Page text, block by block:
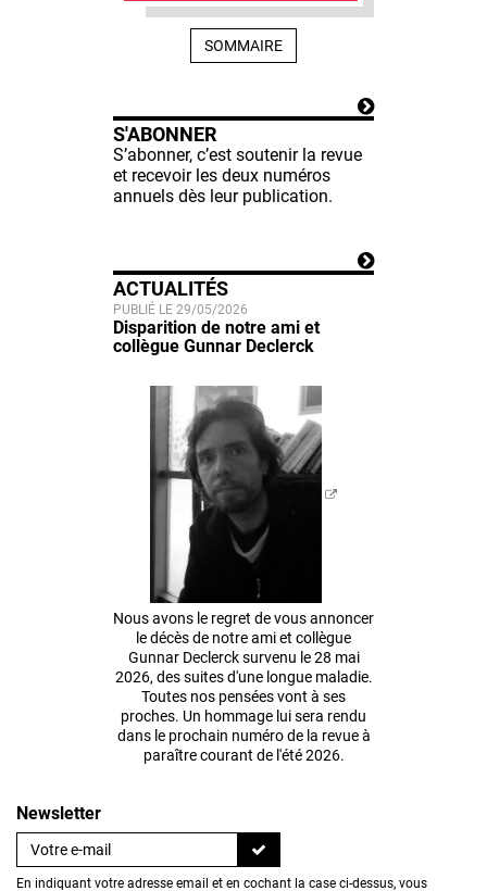
SOMMAIRE
S'ABONNER
S’abonner, c’est soutenir la revue
et recevoir les deux numéros
annuels dès leur publication.
ACTUALITÉS
PUBLIÉ LE 29/05/2026
Disparition de notre ami et
collègue Gunnar Declerck
Nous avons le regret de vous annoncer
le décès de notre ami et collègue
Gunnar Declerck survenu le 28 mai
2026, des suites d'une longue maladie.
Toutes nos pensées vont à ses
proches. Un hommage lui sera rendu
dans le prochain numéro de la revue à
paraître courant de l'été 2026.
Newsletter
En indiquant votre adresse email et en cochant la case ci-dessus, vous